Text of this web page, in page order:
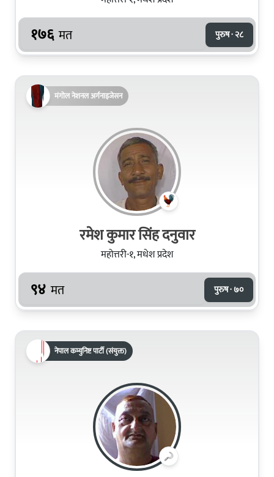
१७६ मत पुरुष · २८
मंगोल नेशनल अर्गनाइजेसन
रमेश कुमार सिंह दनुवार
महोत्तरी-१, मधेश प्रदेश
९४ मत पुरुष · ७०
नेपाल कम्युनिष्ट पार्टी (संयुक्त)